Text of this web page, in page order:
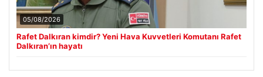
05/08/2026
Rafet Dalkıran kimdir? Yeni Hava Kuvvetleri Komutanı Rafet
Dalkıran’ın hayatı